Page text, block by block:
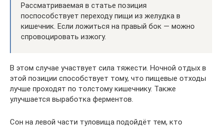
Рассматриваемая в статье позиция
поспособствует переходу пищи из желудка в
кишечник. Если ложиться на правый бок — можно
спровоцировать изжогу.
В этом случае участвует сила тяжести. Ночной отдых в
этой позиции способствует тому, что пищевые отходы
лучше проходят по толстому кишечнику. Также
улучшается выработка ферментов.
Сон на левой части туловища подойдёт тем, кто